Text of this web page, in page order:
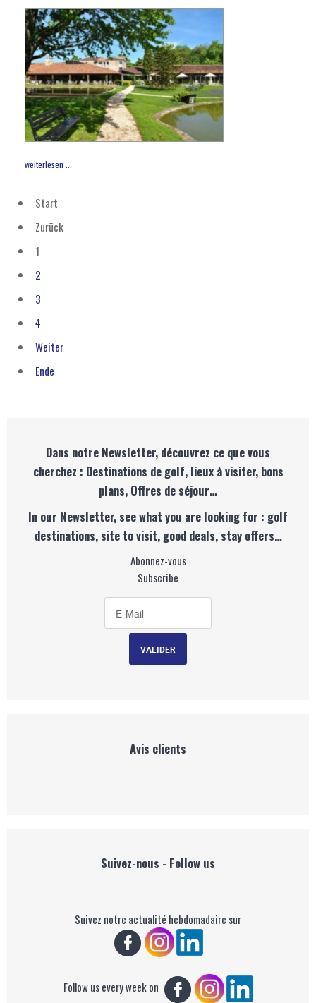
weiterlesen ...
Start
Zurück
1
2
3
4
Weiter
Ende
Dans notre Newsletter, découvrez ce que vous
cherchez : Destinations de golf, lieux à visiter, bons
plans, Offres de séjour…
In our Newsletter, see what you are looking for : golf
destinations, site to visit, good deals, stay offers…
Abonnez-vous
Subscribe
Avis clients
Suivez-nous - Follow us
Suivez notre actualité hebdomadaire sur
Follow us every week on